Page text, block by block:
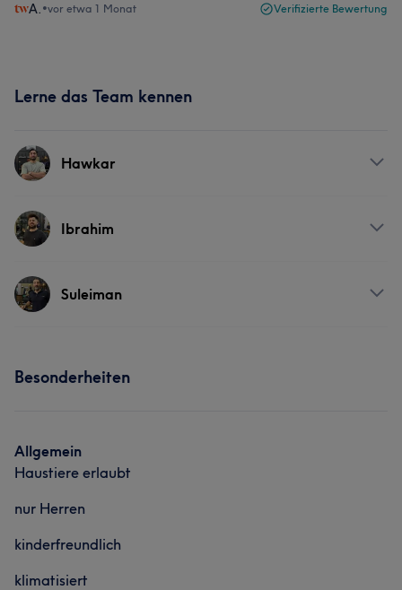
A. •vor etwa 1 Monat Verifizierte Bewertung
Lerne das Team kennen
Hawkar
ServicesIbrahim
Services
Portfolio
Suleiman
Besonderheiten
Allgemein
Haustiere erlaubt
nur Herren
kinderfreundlich
klimatisiert